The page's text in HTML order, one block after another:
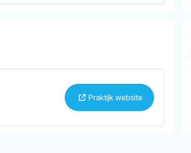
Praktijk website